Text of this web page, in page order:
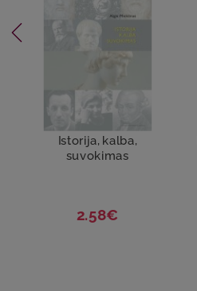
Istorija, kalba,
suvokimas
2.58€